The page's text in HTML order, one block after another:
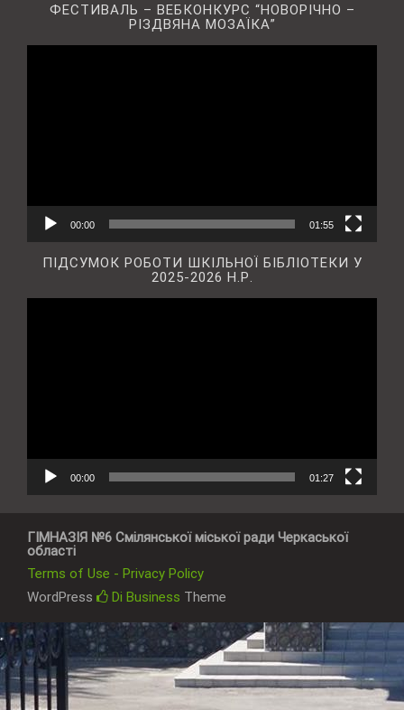
ФЕСТИВАЛЬ – ВЕБКОНКУРС “НОВОРІЧНО –
РІЗДВЯНА МОЗАЇКА”
00:00 01:55
ПІДСУМОК РОБОТИ ШКІЛЬНОЇ БІБЛІОТЕКИ У
2025-2026 Н.Р.
00:00 01:27
ГІМНАЗІЯ №6 Смілянської міської ради Черкаської
області
Terms of Use - Privacy Policy
WordPress
Di Business Theme